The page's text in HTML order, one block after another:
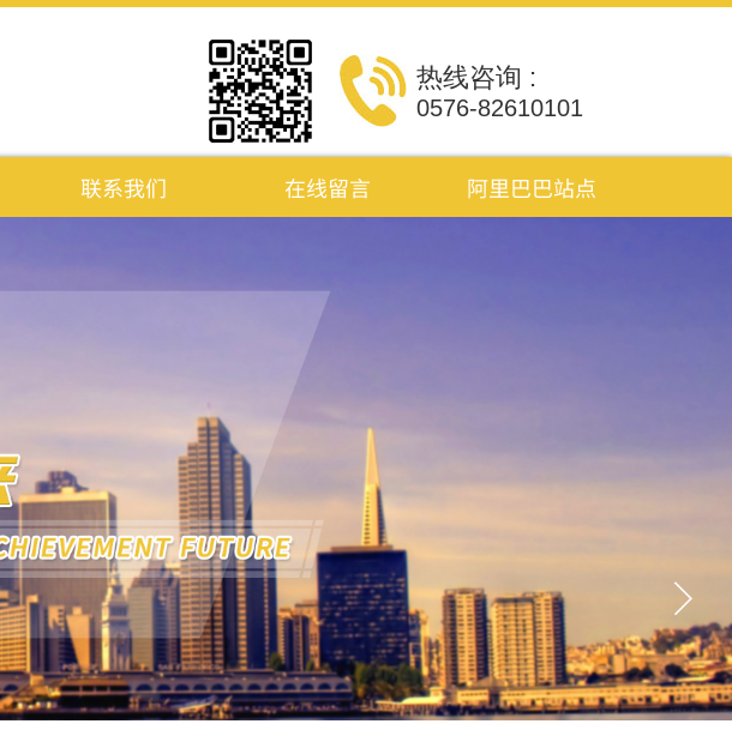
热线咨询 :
0576-82610101
联系我们 在线留言 阿里巴巴站点